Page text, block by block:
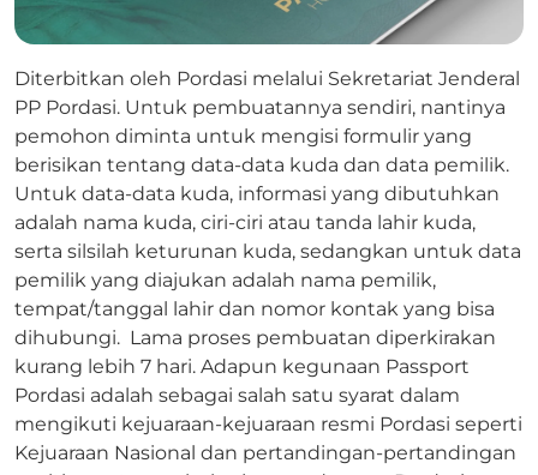
Diterbitkan oleh Pordasi melalui Sekretariat Jenderal
PP Pordasi. Untuk pembuatannya sendiri, nantinya
pemohon diminta untuk mengisi formulir yang
berisikan tentang data-data kuda dan data pemilik.
Untuk data-data kuda, informasi yang dibutuhkan
adalah nama kuda, ciri-ciri atau tanda lahir kuda,
serta silsilah keturunan kuda, sedangkan untuk data
pemilik yang diajukan adalah nama pemilik,
tempat/tanggal lahir dan nomor kontak yang bisa
dihubungi. Lama proses pembuatan diperkirakan
kurang lebih 7 hari. Adapun kegunaan Passport
Pordasi adalah sebagai salah satu syarat dalam
mengikuti kejuaraan-kejuaraan resmi Pordasi seperti
Kejuaraan Nasional dan pertandingan-pertandingan